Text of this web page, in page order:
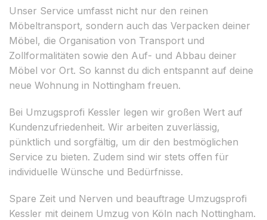
Unser Service umfasst nicht nur den reinen
Möbeltransport, sondern auch das Verpacken deiner
Möbel, die Organisation von Transport und
Zollformalitäten sowie den Auf- und Abbau deiner
Möbel vor Ort. So kannst du dich entspannt auf deine
neue Wohnung in Nottingham freuen.
Bei Umzugsprofi Kessler legen wir großen Wert auf
Kundenzufriedenheit. Wir arbeiten zuverlässig,
pünktlich und sorgfältig, um dir den bestmöglichen
Service zu bieten. Zudem sind wir stets offen für
individuelle Wünsche und Bedürfnisse.
Spare Zeit und Nerven und beauftrage Umzugsprofi
Kessler mit deinem Umzug von Köln nach Nottingham.